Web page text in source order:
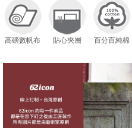
高磅數帆布 貼心夾層 百分百純棉